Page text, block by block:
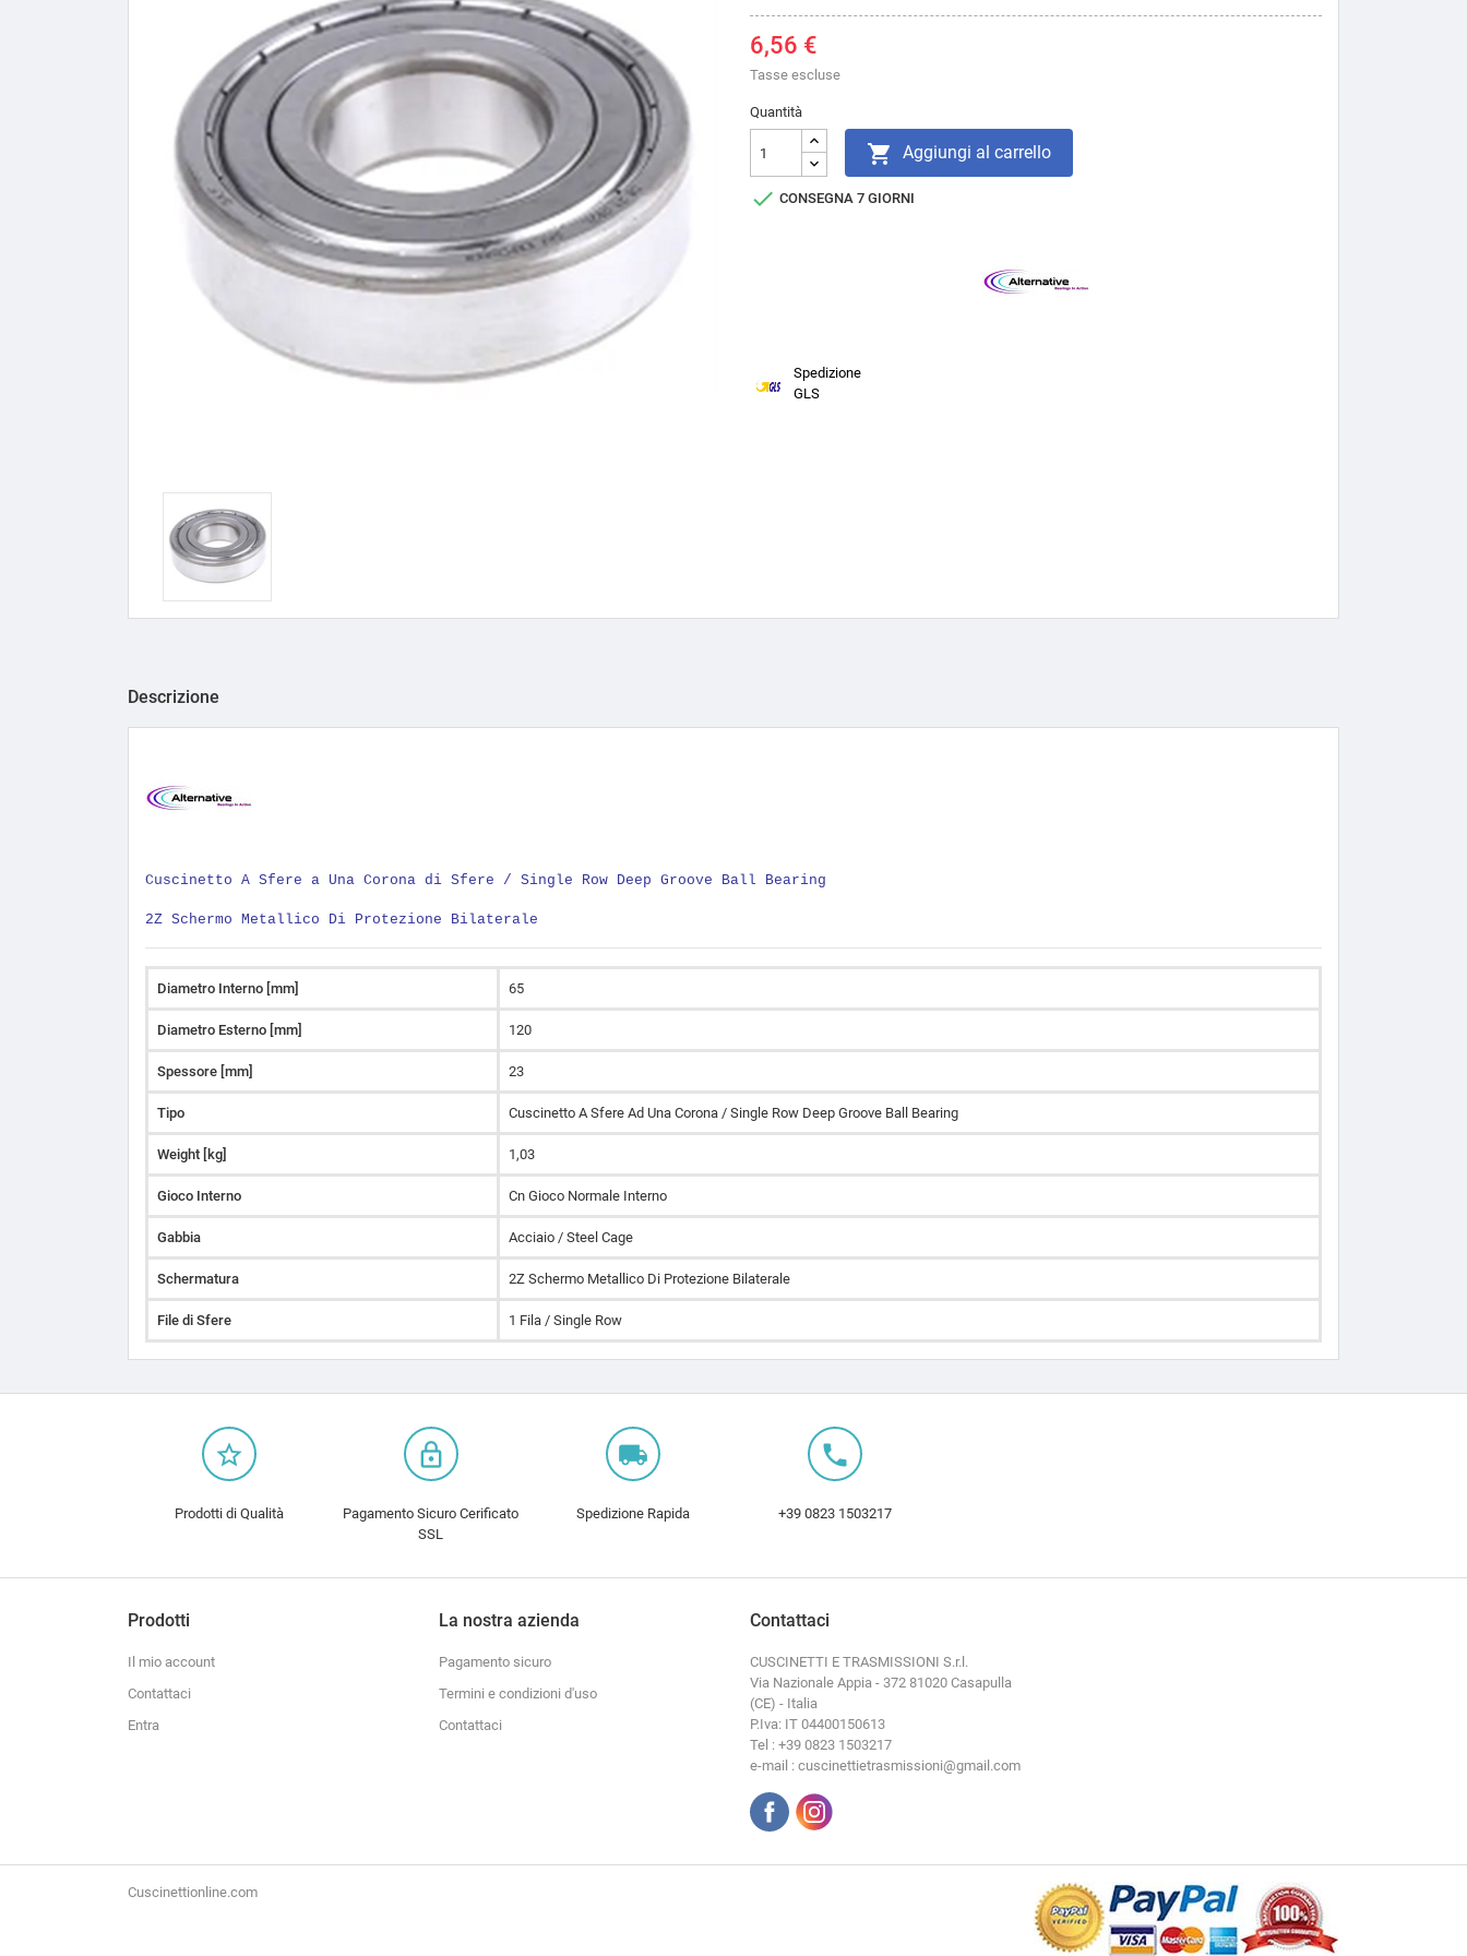
6,56 €
Tasse escluse
Quantità
 Aggiungi al carrello
 CONSEGNA 7 GIORNI
Spedizione
GLS
Descrizione
Cuscinetto A Sfere a Una Corona di Sfere / Single Row Deep Groove Ball Bearing
2Z Schermo Metallico Di Protezione Bilaterale
Diametro Interno [mm] 65
Diametro Esterno [mm] 120
Spessore [mm] 23
Tipo Cuscinetto A Sfere Ad Una Corona / Single Row Deep Groove Ball Bearing
Weight [kg] 1,03
Gioco Interno Cn Gioco Normale Interno
Gabbia Acciaio / Steel Cage
Schermatura 2Z Schermo Metallico Di Protezione Bilaterale
File di Sfere 1 Fila / Single Row
star_border
Prodotti di Qualità
lock_outline
Pagamento Sicuro Cerificato
SSL
local_shipping
Spedizione Rapida
local_phone
+39 0823 1503217
Prodotti
Il mio account
Contattaci
Entra
La nostra azienda
Pagamento sicuro
Termini e condizioni d'uso
Contattaci
Contattaci
CUSCINETTI E TRASMISSIONI S.r.l.
Via Nazionale Appia - 372 81020 Casapulla
(CE) - Italia
P.Iva: IT 04400150613
Tel : +39 0823 1503217
e-mail : cuscinettietrasmissioni@gmail.com
Cuscinettionline.com